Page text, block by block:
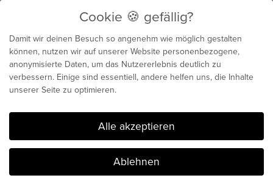
Biochemie für dein
genetisches Maximum
Der Blog von Chris Michalk & Phil
Böhm. Seit 2014.
Cookie 🍪 gefällig?
Damit wir deinen Besuch so angenehm wie möglich gestalten
können, nutzen wir auf unserer Website personenbezogene,
anonymisierte Daten, um das Nutzererlebnis deutlich zu
verbessern. Einige sind essentiell, andere helfen uns, die Inhalte
unserer Seite zu optimieren.
Cookie 🍪 gefällig?
Alle akzeptieren
Ablehnen